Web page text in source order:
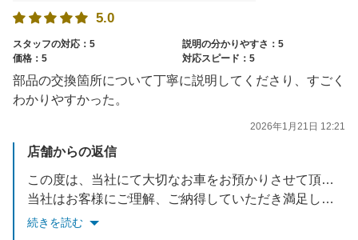
5.0
スタッフの対応：5
説明の分かりやすさ：5
価格：5
対応スピード：5
部品の交換箇所について丁寧に説明してくださり、すごく
わかりやすかった。
2026年1月21日 12:21
店舗からの返信
この度は、当社にて大切なお車をお預かりさせて頂き誠に有難うございました。
当社はお客様にご理解、ご納得していただき満足していただける接客・サービスを心がけております。
次回も満足いただけるようにサービス向上に努めて参ります。
続きを読む